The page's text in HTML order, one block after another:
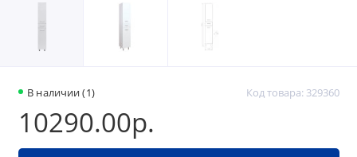
В наличии (1) Код товара: 329360
10290.00р.